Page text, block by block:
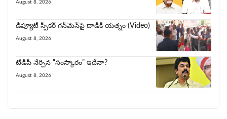
August 8, 2026
డిప్యూటీ స్పీకర్ గన్‌మెన్‌పై దాడికి య‌త్నం (Video)
August 8, 2026
టీడీపీ నేర్పిన‌ “సంస్కారం” ఇదేనా?
August 8, 2026